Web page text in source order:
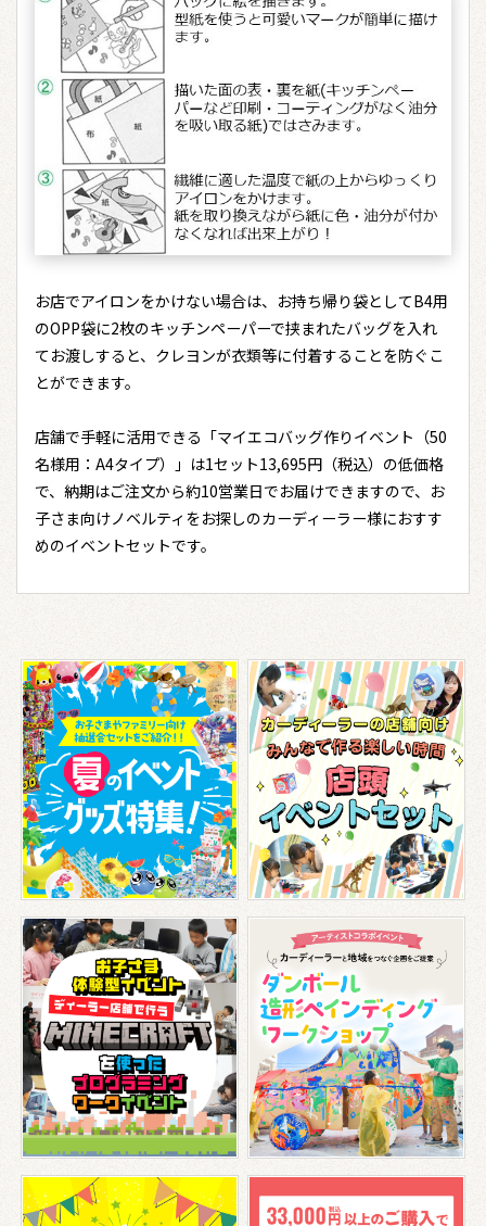
お店でアイロンをかけない場合は、お持ち帰り袋としてB4用
のOPP袋に2枚のキッチンペーパーで挟まれたバッグを入れ
てお渡しすると、クレヨンが衣類等に付着することを防ぐこ
とができます。
店舗で手軽に活用できる「マイエコバッグ作りイベント（50
名様用：A4タイプ）」は1セット13,695円（税込）の低価格
で、納期はご注文から約10営業日でお届けできますので、お
子さま向けノベルティをお探しのカーディーラー様におすす
めのイベントセットです。